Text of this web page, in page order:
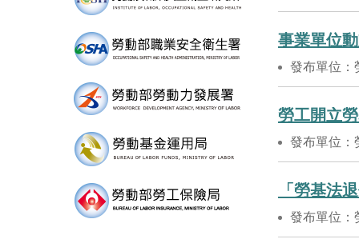
事業單位
發布單位：
勞工開立
發布單位：
「勞基法
發布單位：